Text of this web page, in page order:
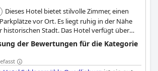
Dieses Hotel bietet stilvolle Zimmer, einen
vor Ort. Es liegt ruhig in der Nähe
historischen Stadt. Das Hotel verfügt über
mit Blick auf das Schloss und die Kirche.
der Bewertungen für die Kategorie